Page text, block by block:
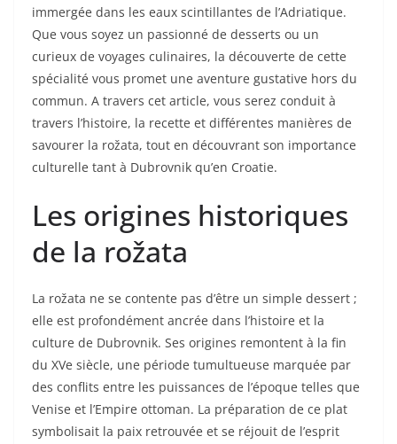
immergée dans les eaux scintillantes de l’Adriatique.
Que vous soyez un passionné de desserts ou un
curieux de voyages culinaires, la découverte de cette
spécialité vous promet une aventure gustative hors du
commun. A travers cet article, vous serez conduit à
travers l’histoire, la recette et différentes manières de
savourer la rožata, tout en découvrant son importance
culturelle tant à Dubrovnik qu’en Croatie.
Les origines historiques
de la rožata
La rožata ne se contente pas d’être un simple dessert ;
elle est profondément ancrée dans l’histoire et la
culture de Dubrovnik. Ses origines remontent à la fin
du XVe siècle, une période tumultueuse marquée par
des conflits entre les puissances de l’époque telles que
Venise et l’Empire ottoman. La préparation de ce plat
symbolisait la paix retrouvée et se réjouit de l’esprit